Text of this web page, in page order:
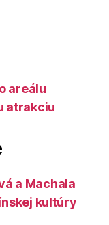
areálu
atrakciu
a Machala
kultúry